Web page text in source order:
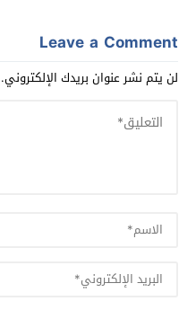
Leave a Comment
لن يتم نشر عنوان بريدك الإلكتروني.